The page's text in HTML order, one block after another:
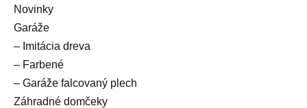
Novinky
Garáže
– Imitácia dreva
– Farbené
– Garáže falcovaný plech
Záhradné domčeky